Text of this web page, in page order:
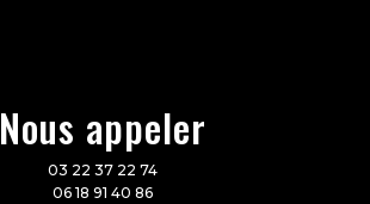
Nous appeler
03 22 37 22 74
06 18 91 40 86